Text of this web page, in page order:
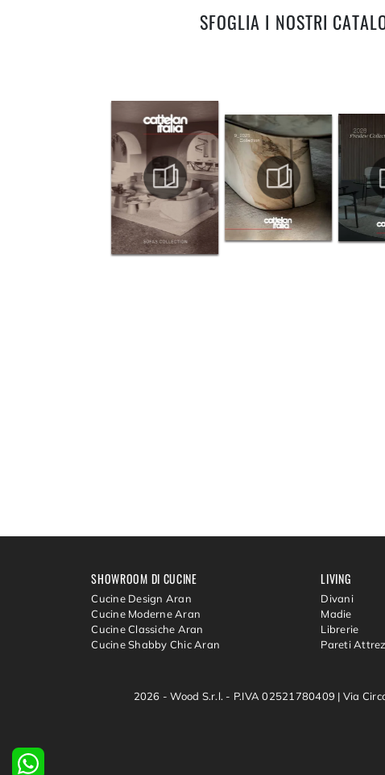
SFOGLIA I NOSTRI
SHOWROOM DI CUCINE
Cucine Design Aran
Cucine Moderne Aran
Cucine Classiche Aran
Cucine Shabby Chic Aran
LIVING
Divani
Madie
Librerie
Pareti
2026 - Wood S.r.l. - P.IVA 02521780409 | Via